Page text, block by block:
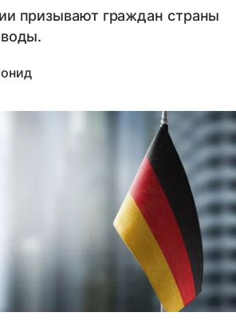
призывают граждан страны